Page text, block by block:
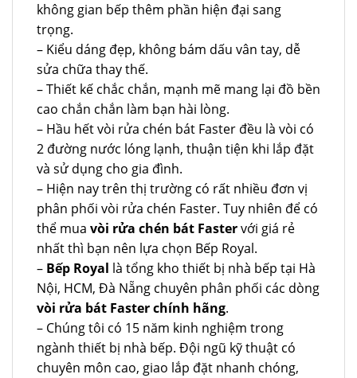
không gian bếp thêm phần hiện đại sang
trọng.
– Kiểu dáng đẹp, không bám dấu vân tay, dễ
sửa chữa thay thế.
– Thiết kế chắc chắn, mạnh mẽ mang lại đồ bền
cao chắn chắn làm bạn hài lòng.
– Hầu hết vòi rửa chén bát Faster đều là vòi có
2 đường nước lóng lạnh, thuận tiện khi lắp đặt
và sử dụng cho gia đình.
– Hiện nay trên thị trường có rất nhiều đơn vị
phân phối vòi rửa chén Faster. Tuy nhiên để có
thể mua vòi rửa chén bát Fastervới giá rẻ
nhất thì bạn nên lựa chọn Bếp Royal.
– Bếp Royal là tổng kho thiết bị nhà bếp tại Hà
Nội, HCM, Đà Nẵng chuyên phân phối các dòng
vòi rửa bát Faster chính hãng.
– Chúng tôi có 15 năm kinh nghiệm trong
ngành thiết bị nhà bếp. Đội ngũ kỹ thuật có
chuyên môn cao, giao lắp đặt nhanh chóng,